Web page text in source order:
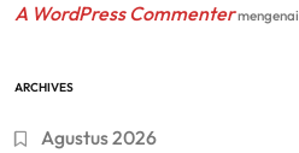
A WordPress Commentermengenai
ARCHIVES
Agustus 2026